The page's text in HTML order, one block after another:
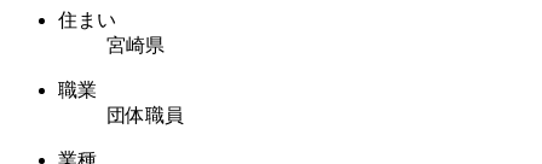
住まい
宮崎県
職業
団体職員